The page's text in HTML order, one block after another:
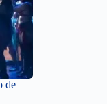
de